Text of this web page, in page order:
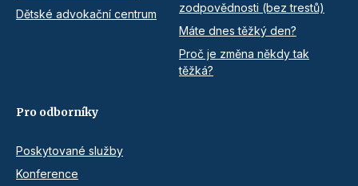
Dětské advokační centrum
zodpovědnosti (bez trestů)
Máte dnes těžký den?
Proč je změna někdy tak
těžká?
Pro odborníky
Poskytované služby
Konference